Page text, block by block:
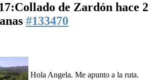
de Zardón hace 2
#133470
Hola Angela. Me apunto a la ruta.